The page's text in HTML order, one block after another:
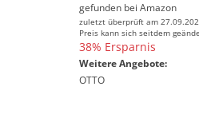
gefunden bei Amazon
zuletzt überprüft am
Preis kann sich seitdem
38% Ersparnis
Weitere Angebote:
OTTO